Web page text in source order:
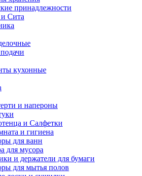
принадлежности
Сита
кухонные
и напероны
и Салфетки
и гигиена
для ванн
для мусора
и держатели для бумаги
для мытья полов